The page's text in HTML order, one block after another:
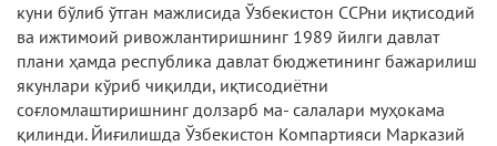
куни бўлиб ўтган мажлисида Ўзбекистон ССРни иқтисодий
ва ижтимоий ривожлантиришнинг 1989 йилги давлат
плани ҳамда республика давлат бюджетининг бажарилиш
якунлари кўриб чиқилди, иқтисодиётни
соғломлаштиришнинг долзарб ма- салалари муҳокама
қилинди. Йиғилишда Ўзбекистон Компартияси Марказий